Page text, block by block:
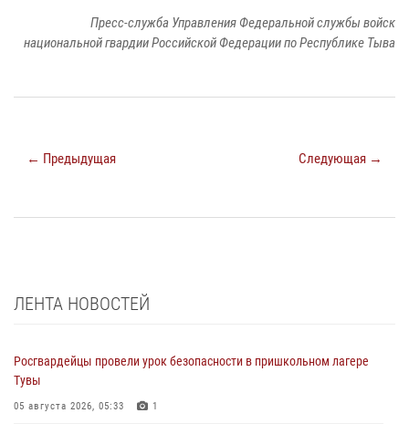
Пресс-служба Управления Федеральной службы войск
национальной гвардии Российской Федерации по Республике Тыва
← Предыдущая Следующая →
ЛЕНТА НОВОСТЕЙ
Росгвардейцы провели урок безопасности в пришкольном лагере
Тувы
05 августа 2026, 05:33 1